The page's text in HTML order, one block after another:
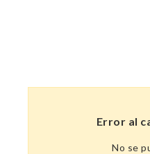
Error al
No se